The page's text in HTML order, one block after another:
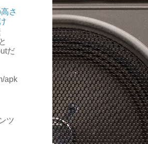
-keypass ALIAS_PASS \;
さ
だ
apk
ツ